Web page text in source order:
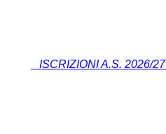
ISCRIZIONI A.S. 2026/27